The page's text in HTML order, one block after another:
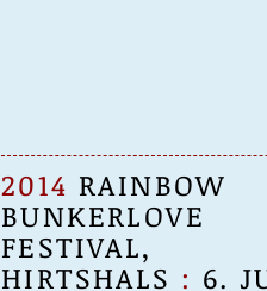
2014 RAINBOW
BUNKERLOVE
FESTIVAL,
HIRTSHALS : 6.